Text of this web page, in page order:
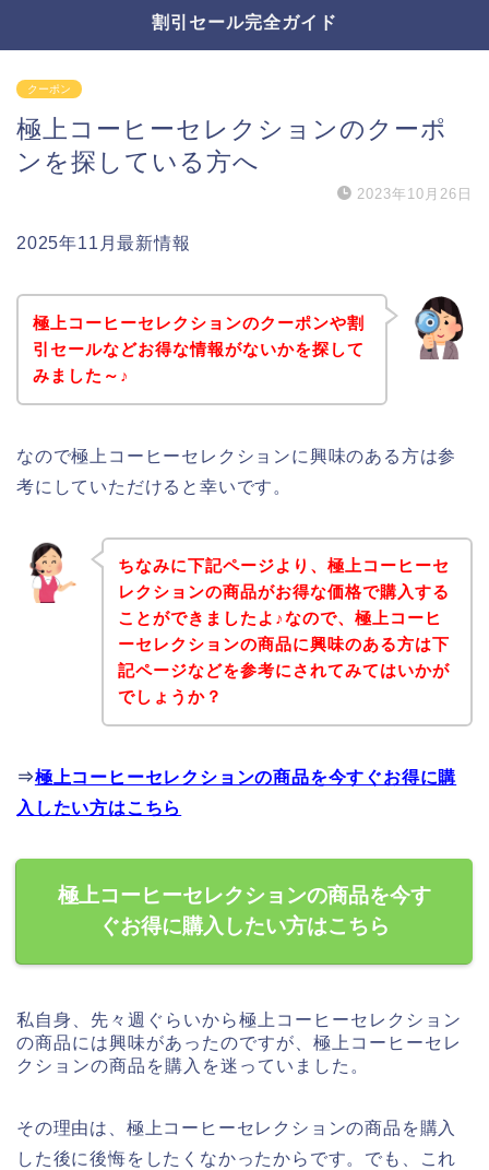
割引セール完全ガイド
クーポン
極上コーヒーセレクションのクーポ
ンを探している方へ
2023年10月26日
2025年11月最新情報
極上コーヒーセレクションのクーポンや割
引セールなどお得な情報がないかを探して
みました～♪
なので極上コーヒーセレクションに興味のある方は参
考にしていただけると幸いです。
ちなみに下記ページより、極上コーヒーセ
レクションの商品がお得な価格で購入する
ことができましたよ♪なので、極上コーヒ
ーセレクションの商品に興味のある方は下
記ページなどを参考にされてみてはいかが
でしょうか？
⇒極上コーヒーセレクションの商品を今すぐお得に購
入したい方はこちら
極上コーヒーセレクションの商品を今す
ぐお得に購入したい方はこちら
私自身、先々週ぐらいから極上コーヒーセレクション
の商品には興味があったのですが、極上コーヒーセレ
クションの商品を購入を迷っていました。
その理由は、極上コーヒーセレクションの商品を購入
した後に後悔をしたくなかったからです。でも、これ